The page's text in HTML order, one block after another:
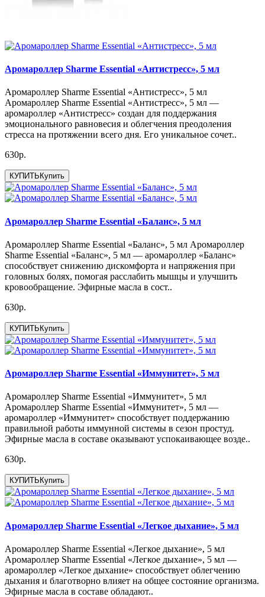
Аромароллер Sharme Essential «Антистресс», 5 мл
Аромароллер Sharme Essential «Антистресс», 5 мл
Аромароллер Sharme Essential «Антистресс», 5 мл —
аромароллер «Антистресс» создан для поддержания
эмоционального равновесия и облегчения преодоления
стресса на протяжении всего дня. Его уникальное сочет..
630р.
КУПИТЬ Купить
Аромароллер Sharme Essential «Баланс», 5 мл
Аромароллер Sharme Essential «Баланс», 5 мл Аромароллер
Sharme Essential «Баланс», 5 мл — аромароллер «Баланс»
способствует снижению дискомфорта и напряжения при
головных болях, помогая расслабить мышцы и улучшить
кровообращение. Эфирные масла в сост..
630р.
КУПИТЬ Купить
Аромароллер Sharme Essential «Иммунитет», 5 мл
Аромароллер Sharme Essential «Иммунитет», 5 мл
Аромароллер Sharme Essential «Иммунитет», 5 мл —
аромароллер «Иммунитет» способствует поддержанию
правильной работы иммунной системы в сезон простуд.
Эфирные масла в составе оказывают успокаивающее возде..
630р.
КУПИТЬ Купить
Аромароллер Sharme Essential «Легкое дыхание», 5 мл
Аромароллер Sharme Essential «Легкое дыхание», 5 мл
Аромароллер Sharme Essential «Легкое дыхание», 5 мл —
аромароллер «Легкое дыхание» способствует облегчению
дыхания и благотворно влияет на общее состояние организма.
Эфирные масла в составе обладают..